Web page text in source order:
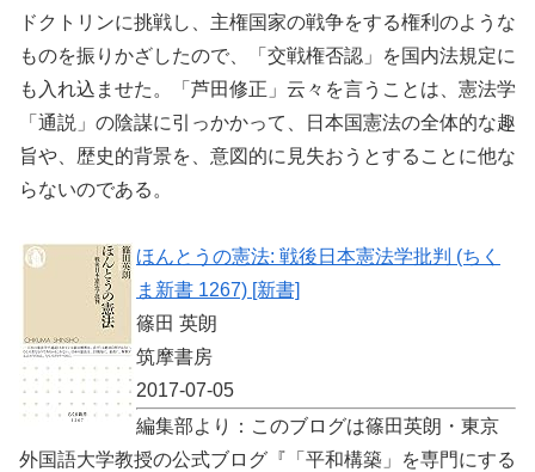
ドクトリンに挑戦し、主権国家の戦争をする権利のような
ものを振りかざしたので、「交戦権否認」を国内法規定に
も入れ込ませた。「芦田修正」云々を言うことは、憲法学
「通説」の陰謀に引っかかって、日本国憲法の全体的な趣
旨や、歴史的背景を、意図的に見失おうとすることに他な
らないのである。
ほんとうの憲法: 戦後日本憲法学批判 (ちく
ま新書 1267) [新書]
篠田 英朗
筑摩書房
2017-07-05
編集部より：このブログは篠田英朗・東京
外国語大学教授の公式ブログ『「平和構築」を専門にする